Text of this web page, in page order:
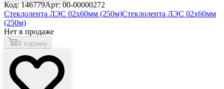
Код: 146779Арт: 00-00000272
Стеклолента ЛЭС 02х60мм (250м)Стеклолента ЛЭС 02х60мм
(250м)
Нет в продаже
В корзину